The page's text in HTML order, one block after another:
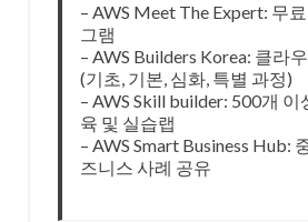
– AWS Meet The Expert: 무
그램
– AWS Builders Korea: 클라
(기초, 기본, 심화, 특별 과정)
– AWS Skill builder: 500개 이
육 및 실습랩
– AWS Smart Business Hub:
즈니스 사례 공유